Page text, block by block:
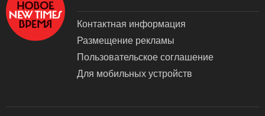
Контактная информация
Размещение рекламы
Пользовательское соглашение
Для мобильных устройств